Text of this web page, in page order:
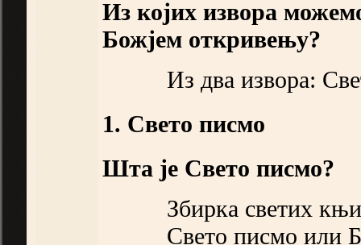
Из којих извора
Божјем откривењу?
Из два извора:
1. Свето писмо
Шта је Свето писмо?
Збирка светих
Свето писмо или